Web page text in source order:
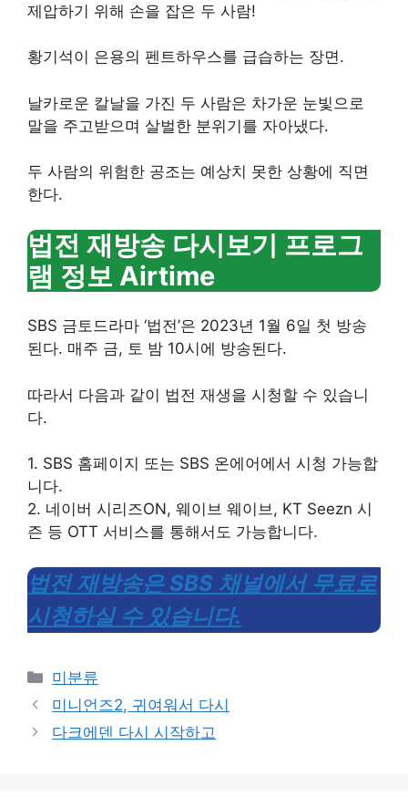
제압하기 위해 손을 잡은 두 사람!
황기석이 은용의 펜트하우스를 급습하는 장면.
날카로운 칼날을 가진 두 사람은 차가운 눈빛으로
말을 주고받으며 살벌한 분위기를 자아냈다.
두 사람의 위험한 공조는 예상치 못한 상황에 직면
한다.
법전 재방송 다시보기 프로그
램 정보 Airtime
SBS 금토드라마 ‘법전’은 2023년 1월 6일 첫 방송
된다. 매주 금, 토 ​​밤 10시에 방송된다.
따라서 다음과 같이 법전 재생을 시청할 수 있습니
다.
1. SBS 홈페이지 또는 SBS 온에어에서 시청 가능합
니다.
2. 네이버 시리즈ON, 웨이브 웨이브, KT Seezn 시
즌 등 OTT 서비스를 통해서도 가능합니다.
법전 재방송은 SBS 채널에서 무료로
시청하실 수 있습니다.
Categories
미분류
미니언즈2, 귀여워서 다시
다크에덴 다시 시작하고